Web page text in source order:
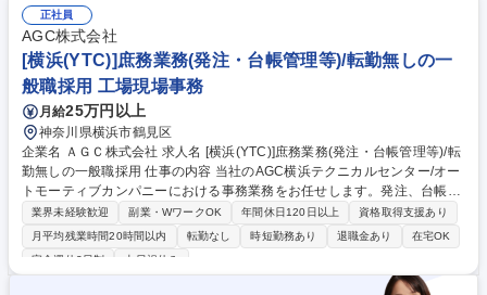
らではのイチゴ栽培技術やノウハウを実践的に学びます。【研修終了後】
■栽培計画の策定/実行 ■栽培管理(水やり/施肥/病害虫対策等) ■スタッフ管
理/労務管理/教育 ■生産物の品質管理/出荷調整 ■事業運営に関わる管理業
務全般 募集職種 【新潟県村上市/イチゴ栽培責任者】子会社の実務責任者/
プライム上場
正社員
AGC株式会社
[横浜(YTC)]庶務業務(発注・台帳管理等)/転勤無しの一
般職採用 工場現場事務
月給25万円以上
神奈川県横浜市鶴見区
企業名 ＡＧＣ株式会社 求人名 [横浜(YTC)]庶務業務(発注・台帳管理等)/転
勤無しの一般職採用 仕事の内容 当社のAGC横浜テクニカルセンター/オー
トモーティブカンパニーにおける事務業務をお任せします。発注、台帳管
理、納品物の管理、愛知工場・相模工場との連携業務をお任せします。
【詳細】●発注、台帳管理、納品物の管理 ●愛知工場や相模工場との連携
(納品物の確認や発注コードの確認など) ●社内メールの展開・確認 【働き
業界未経験歓迎 副業・WワークOK 年間休日120日以上
資格取得支援あり
月平均残業時間20時間以内
転勤なし 時短勤務あり 退職金あり
在宅OK
完全週休2日制
土日祝休み